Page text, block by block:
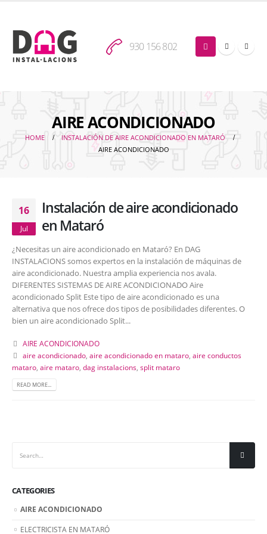
930 156 802
AIRE ACONDICIONADO
HOME
INSTALACIÓN DE AIRE ACONDICIONADO EN MATARÓ
AIRE ACONDICIONADO
16
Jul
Instalación de aire acondicionado
en Mataró
¿Necesitas un aire acondicionado en Mataró? En DAG
INSTALACIONS somos expertos en la instalación de máquinas de
aire acondicionado. Nuestra amplia experiencia nos avala.
DIFERENTES SISTEMAS DE AIRE ACONDICIONADO Aire
acondicionado Split Este tipo de aire acondicionado es una
alternativa que nos ofrece dos tipos de posibilidades diferentes. O
bien un aire acondicionado Split...
AIRE ACONDICIONADO
aire acondicionado, aire acondicionado en mataro, aire conductos
mataro, aire mataro, dag instalacions, split mataro
READ MORE...
CATEGORIES
AIRE ACONDICIONADO
ELECTRICISTA EN MATARÓ